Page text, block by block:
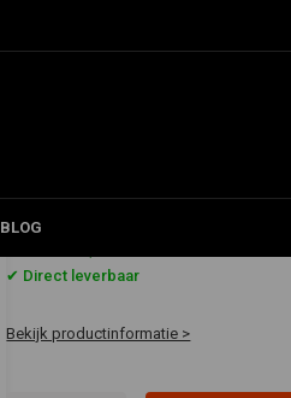
BLOG
€109,36
✔ Direct leverbaar
Bekijk productinformatie >